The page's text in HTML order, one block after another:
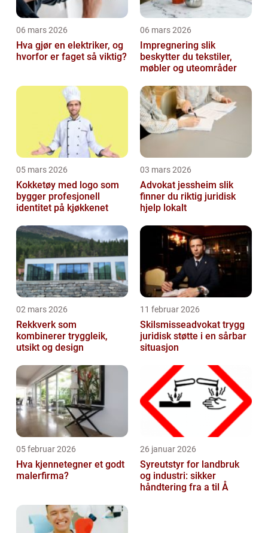
06 mars 2026
Hva gjør en elektriker, og
hvorfor er faget så viktig?
06 mars 2026
Impregnering slik
beskytter du tekstiler,
møbler og uteområder
05 mars 2026
Kokketøy med logo som
bygger profesjonell
identitet på kjøkkenet
03 mars 2026
Advokat jessheim slik
finner du riktig juridisk
hjelp lokalt
02 mars 2026
Rekkverk som
kombinerer tryggleik,
utsikt og design
11 februar 2026
Skilsmisseadvokat trygg
juridisk støtte i en sårbar
situasjon
05 februar 2026
Hva kjennetegner et godt
malerfirma?
26 januar 2026
Syreutstyr for landbruk
og industri: sikker
håndtering fra a til Å